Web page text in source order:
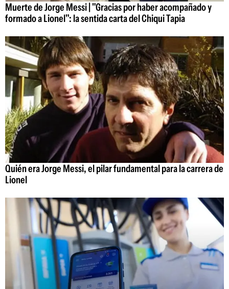
Muerte de Jorge Messi | "Gracias por haber acompañado y
formado a Lionel": la sentida carta del Chiqui Tapia
Quién era Jorge Messi, el pilar fundamental para la carrera de
Lionel